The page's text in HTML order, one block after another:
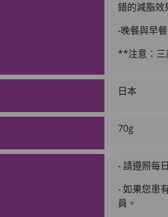
錯的減脂效
-晚餐與早
**注意：三
日本
70g
- 請遵照每
- 如果您患
員。